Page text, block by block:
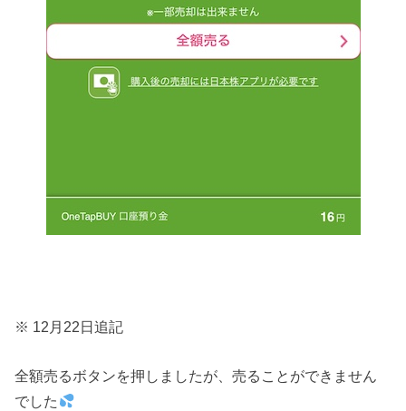
※ 12月22日追記
全額売るボタンを押しましたが、売ることができません
でした